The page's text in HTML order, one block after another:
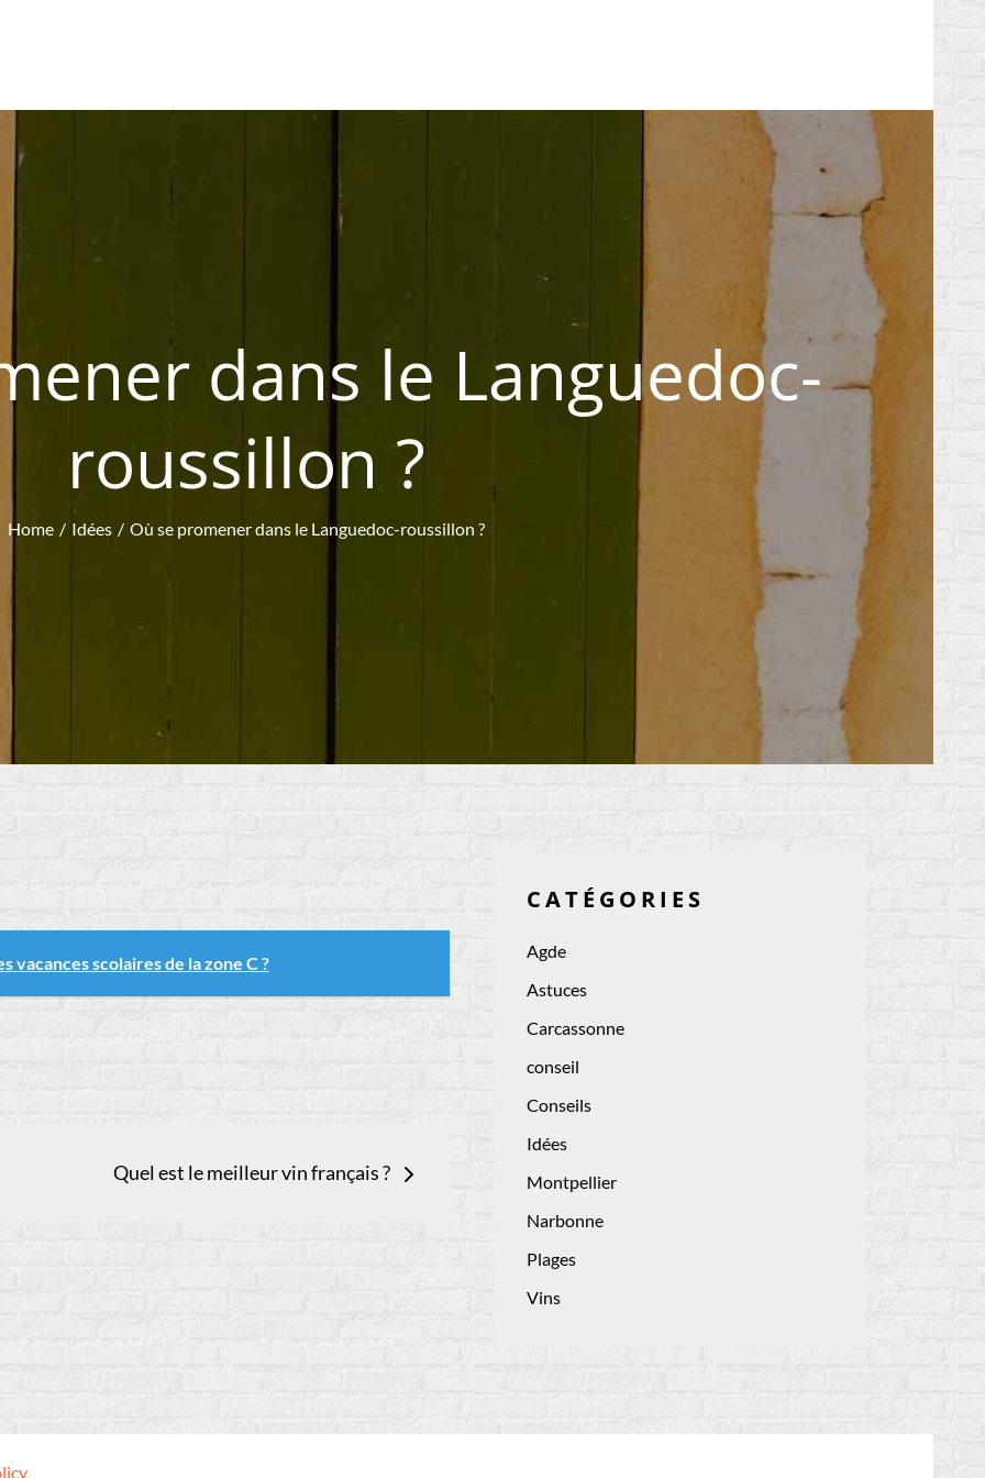
dans le Languedoc-
roussillon ?
Home Idées Où se promener dans le Languedoc-roussillon ?
vacances scolaires de la zone C ?
Quel est le meilleur vin français ?
CATÉGORIES
Agde
Astuces
Carcassonne
conseil
Conseils
Idées
Montpellier
Narbonne
Plages
Vins